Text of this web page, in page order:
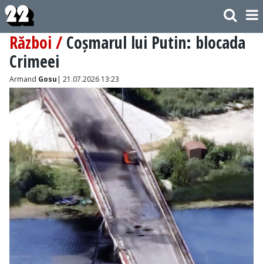
Război / Coșmarul lui Putin: blocada
Crimeei
Armand Gosu | 21.07.2026 13:23